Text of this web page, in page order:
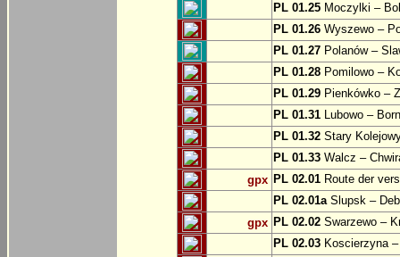
PL 01.25 Moczylki –
PL 01.26 Wyszewo –
PL 01.27 Polanów –
PL 01.28 Pomilowo –
PL 01.29 Pienkówko –
PL 01.31 Lubowo –
PL 01.32 Stary
PL 01.33 Walcz –
gpx PL 02.01 Route der
PL 02.01aSlupsk –
gpx PL 02.02 Swarzewo –
PL 02.03 Koscierzyna